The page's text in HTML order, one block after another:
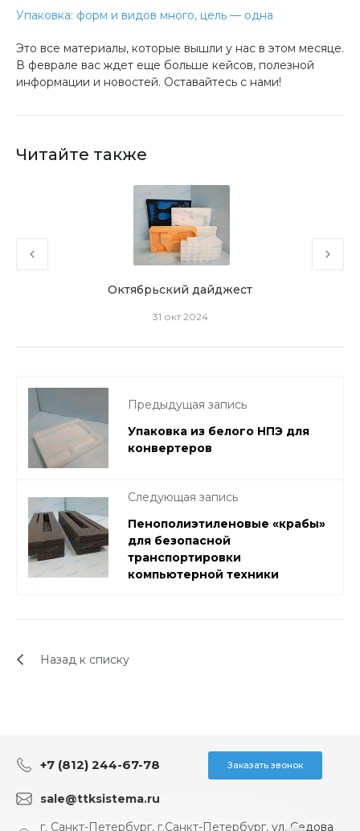
Упаковка: форм и видов много, цель — одна
Это все материалы, которые вышли у нас в этом месяце.
В феврале вас ждет еще больше кейсов, полезной
информации и новостей. Оставайтесь с нами!
Читайте также
Октябрьский дайджест
31 окт 2024
Предыдущая запись
Упаковка из белого НПЭ для
конвертеров
Следующая запись
Пенополиэтиленовые «крабы»
для безопасной
транспортировки
компьютерной техники
Назад к списку
+7 (812) 244-67-78 Заказать звонок
sale@ttksistema.ru
г. Санкт-Петербург, г.Санкт-Петербург, ул. Седова